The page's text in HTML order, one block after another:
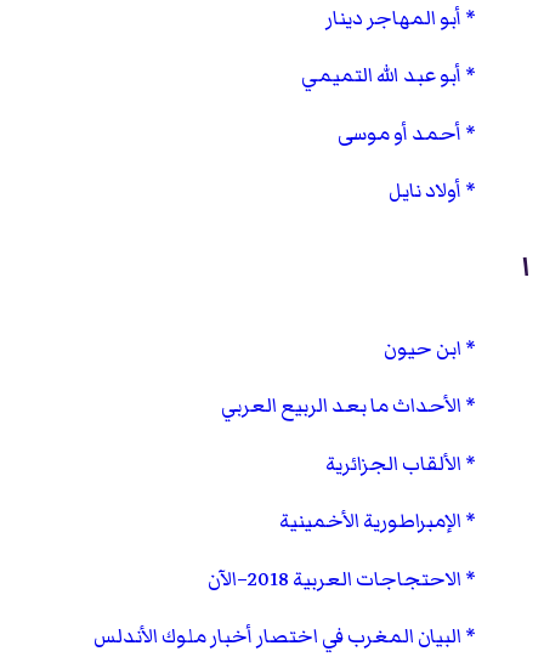
أبو المهاجر دينار
أبو عبد الله التميمي
أحمد أو موسى
أولاد نايل
ا
ابن حيون
الأحداث ما بعد الربيع العربي
الألقاب الجزائرية
الإمبراطورية الأخمينية
الاحتجاجات العربية 2018–الآن
البيان المغرب في اختصار أخبار ملوك الأندلس